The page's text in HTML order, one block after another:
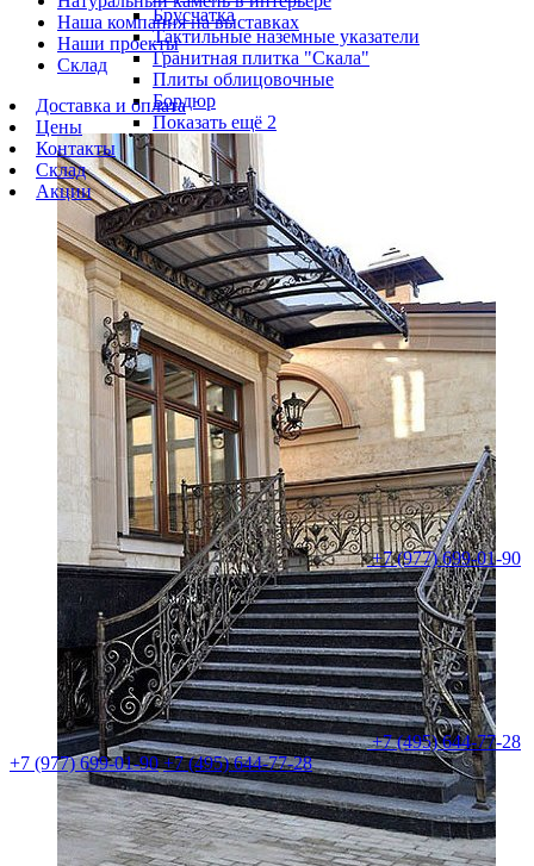
Брусчатка
Тактильные наземные указатели
Гранитная плитка "Скала"
Плиты облицовочные
Бордюр
Показать ещё 2
Наша компания на выставках
Наши проекты
Склад
Доставка и оплата
Цены
Контакты
Склад
Акции
+7 (977) 699-01-90
+7 (495) 644-77-28
+7 (977) 699-01-90 +7 (495) 644-77-28